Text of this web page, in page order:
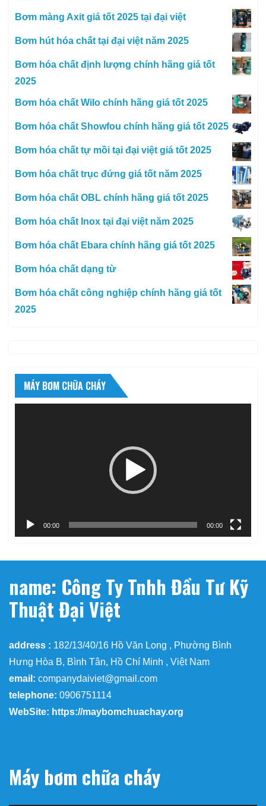
Bơm màng Axit giá tốt 2025 tại đại việt
Bơm hút hóa chất tại đại việt năm 2025
Bơm hóa chất định lượng chính hãng giá tốt
2025
Bơm hóa chất Wilo chính hãng giá tốt 2025
Bơm hóa chất Showfou chính hãng giá tốt 2025
Bơm hóa chất tự mồi tại đại việt giá tốt 2025
Bơm hóa chất trục đứng giá tốt năm 2025
Bơm hóa chất OBL chính hãng giá tốt 2025
Bơm hóa chất Inox tại đại việt năm 2025
Bơm hóa chất Ebara chính hãng giá tốt 2025
Bơm hóa chất dạng từ
Bơm hóa chất công nghiệp chính hãng giá tốt
2025
MÁY BƠM CHỮA CHÁY
00:00 00:00
name: Công Ty Tnhh Đầu Tư Kỹ
Thuật Đại Việt
address : 182/13/40/16 Hồ Văn Long , Phường Bình
Hưng Hòa B, Bình Tân, Hồ Chí Minh , Việt Nam
email: companydaiviet@gmail.com
telephone: 0906751114
WebSite: https://maybomchuachay.org
Máy bơm chữa cháy